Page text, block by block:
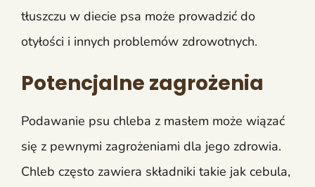
tłuszczu w diecie psa może prowadzić do
otyłości i innych problemów zdrowotnych.
Potencjalne zagrożenia
Podawanie psu chleba z masłem może wiązać
się z pewnymi zagrożeniami dla jego zdrowia.
Chleb często zawiera składniki takie jak cebula,